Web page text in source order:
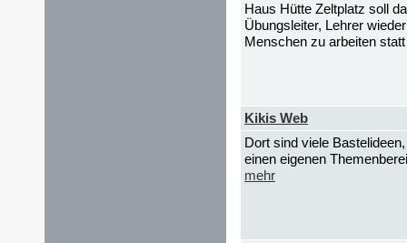
Haus Hütte Zeltplatz soll
Übungsleiter, Lehrer
Menschen zu arbeiten
Kikis Web
Dort sind viele
einen eigenen
mehr